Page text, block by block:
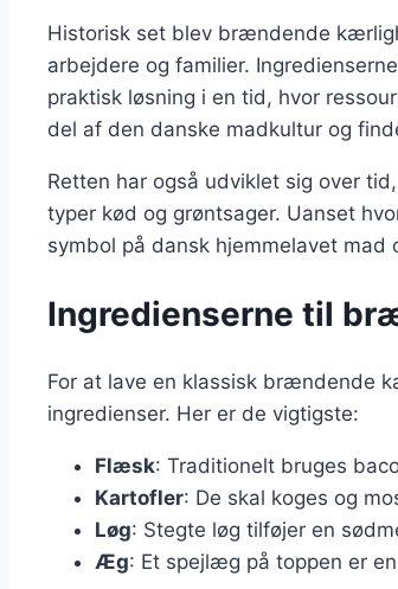
Historisk set blev brændende
arbejdere og familier.
praktisk løsning i en tid, hvor
del af den danske madkultur og
Retten har også udviklet sig over
typer kød og grøntsager. Uanset
symbol på dansk hjemmelavet mad
Ingredienserne til
For at lave en klassisk brændende
ingredienser. Her er de vigtigste:
Flæsk: Traditionelt bruges
Kartofler: De skal koges og
Løg: Stegte løg tilføjer en
Æg: Et spejlæg på toppen er